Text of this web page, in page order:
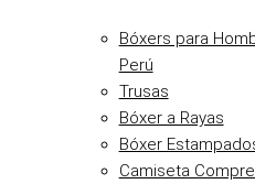
Bóxers para
Perú
Trusas
Bóxer a Rayas
Bóxer
Camiseta